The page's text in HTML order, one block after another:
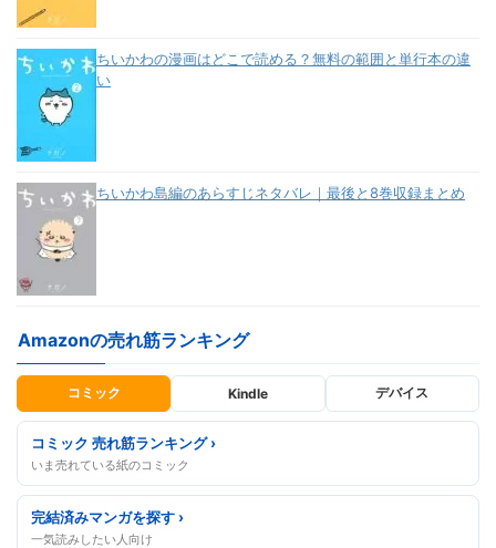
ちいかわの漫画はどこで読める？無料の範囲と単行本の違
い
ちいかわ島編のあらすじネタバレ｜最後と8巻収録まとめ
Amazonの売れ筋ランキング
コミック Kindle デバイス
コミック 売れ筋ランキング ›
いま売れている紙のコミック
完結済みマンガを探す ›
一気読みしたい人向け